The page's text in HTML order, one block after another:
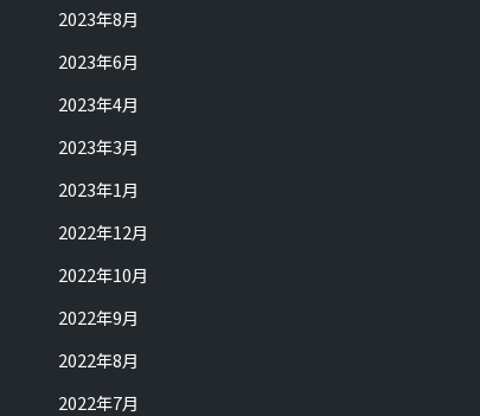
2023年8月
2023年6月
2023年4月
2023年3月
2023年1月
2022年12月
2022年10月
2022年9月
2022年8月
2022年7月